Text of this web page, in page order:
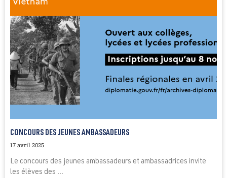
CONCOURS DES JEUNES AMBASSADEURS
17 avril 2025
Le concours des jeunes ambassadeurs et ambassadrices invite
les élèves des ...